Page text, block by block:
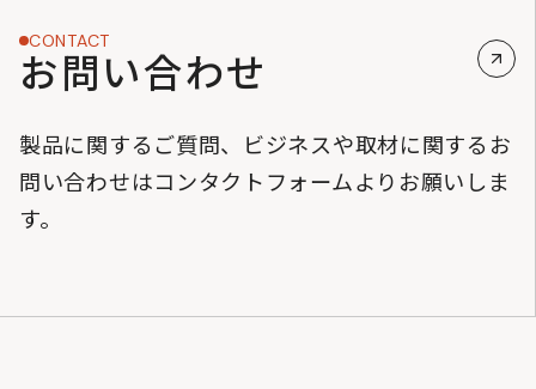
CONTACT
お問い合わせ
製品に関するご質問、ビジネスや取材に関するお
問い合わせはコンタクトフォームよりお願いしま
す。